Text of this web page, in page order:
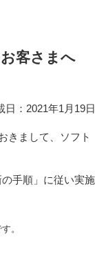
客さまへ
日：2021年1月19日
きまして、ソフト
手順」 に従い実施
。